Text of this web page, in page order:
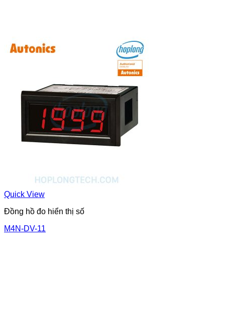
Quick View
Đồng hồ đo hiển thị số
M4N-DV-11